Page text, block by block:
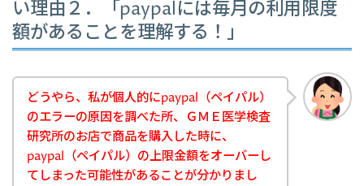
い理由２．「paypalには毎月の利用限度
額があることを理解する！」
どうやら、私が個人的にpaypal（ペイパル）
のエラーの原因を調べた所、ＧＭＥ医学検査
研究所のお店で商品を購入した時に、
paypal（ペイパル）の上限金額をオーバーし
てしまった可能性があることが分かりまし